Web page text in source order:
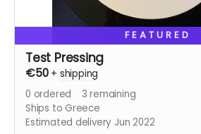
FEATURED
Test Pressing
€50 + shipping
0 ordered 3 remaining
Ships to Greece
Estimated delivery Jun 2022